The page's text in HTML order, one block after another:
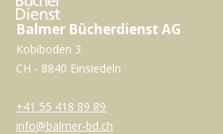
Balmer Bücherdienst AG
Kobiboden 3
CH - 8840 Einsiedeln
+41 55 418 89 89
info@balmer-bd.ch